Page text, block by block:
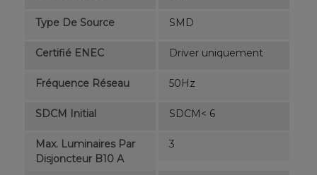
Type De Source SMD
Certifié ENEC Driver uniquement
Fréquence Réseau 50Hz
SDCM Initial SDCM< 6
Max. Luminaires Par
Disjoncteur B10 A
3